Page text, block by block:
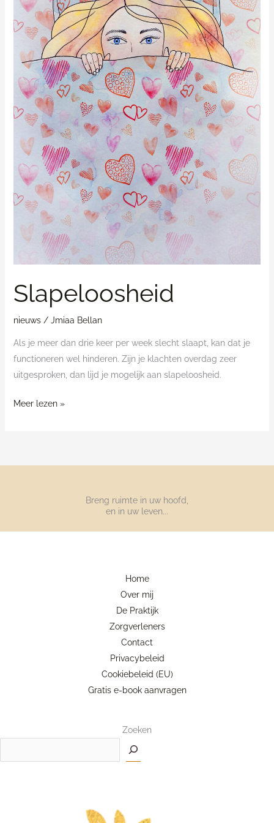
Slapeloosheid
nieuws/ Jmiaa Bellan
Als je meer dan drie keer per week slecht slaapt, kan dat je
functioneren wel hinderen. Zijn je klachten overdag zeer
uitgesproken, dan lijd je mogelijk aan slapeloosheid.
Meer lezen »
Breng ruimte in uw hoofd,
en in uw leven...
Home
Over mij
De Praktijk
Zorgverleners
Contact
Privacybeleid
Cookiebeleid (EU)
Gratis e-book aanvragen
Zoeken